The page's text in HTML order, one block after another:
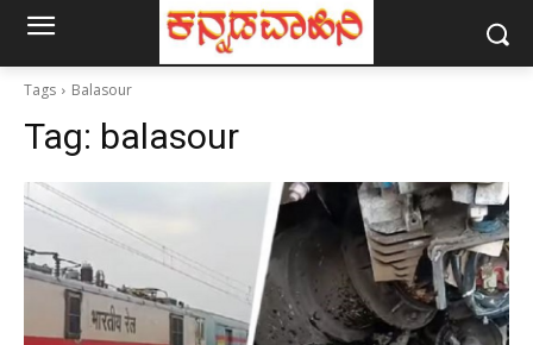
Tags Balasour
Tag: balasour